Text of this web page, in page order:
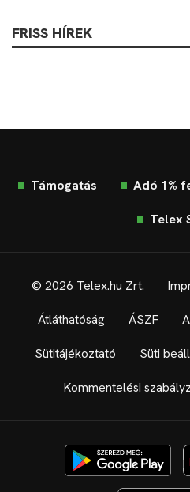
FRISS HÍREK
Támogatás Adó 1%
Telex
© 2026 Telex.hu Zrt.
Átláthatóság ÁSZF
Sütitájékoztató Süti
Kommentelési